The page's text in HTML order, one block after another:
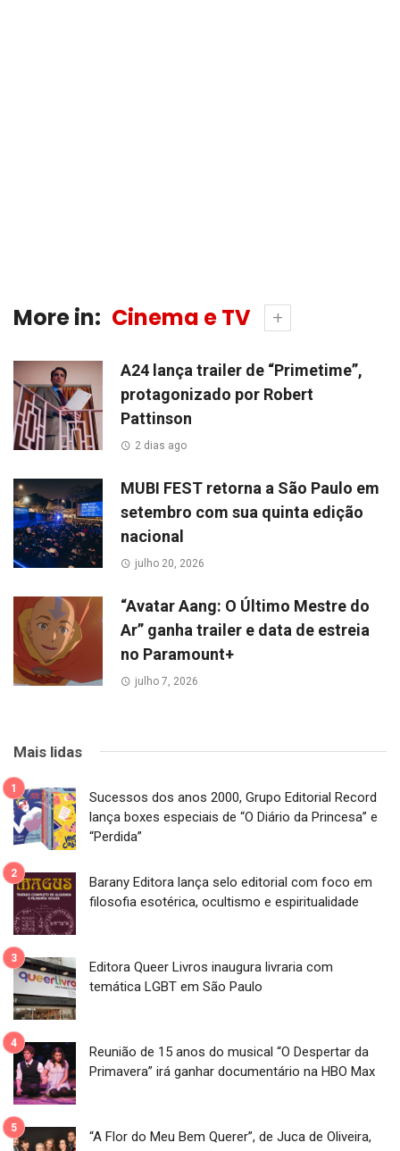
More in: Cinema e TV
A24 lança trailer de “Primetime”,
protagonizado por Robert
Pattinson
2 dias ago
MUBI FEST retorna a São Paulo em
setembro com sua quinta edição
nacional
julho 20, 2026
“Avatar Aang: O Último Mestre do
Ar” ganha trailer e data de estreia
no Paramount+
julho 7, 2026
Mais lidas
Sucessos dos anos 2000, Grupo Editorial Record
lança boxes especiais de “O Diário da Princesa” e
“Perdida”
Barany Editora lança selo editorial com foco em
filosofia esotérica, ocultismo e espiritualidade
Editora Queer Livros inaugura livraria com
temática LGBT em São Paulo
Reunião de 15 anos do musical “O Despertar da
Primavera” irá ganhar documentário na HBO Max
“A Flor do Meu Bem Querer”, de Juca de Oliveira,